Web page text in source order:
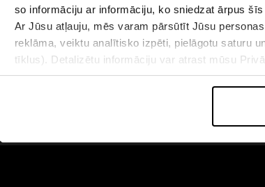
so informāciju ar informāciju, ko sniedzat ārpus
Ar Jūsu atļauju, mēs varam pārsūtīt Jūsu
reklāma, veiktu analītisko izpēti, pielāgotu saturu
tīklus). Detalizētu informāciju var atrast mūsu
dienai pie
Kāpēc UV aizsardzībai pie ūdens
dubultai: UPF apģērbs + SPF
VEIKALU